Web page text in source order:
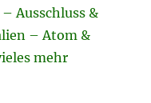
Ausschluss &
– Atom &
mehr